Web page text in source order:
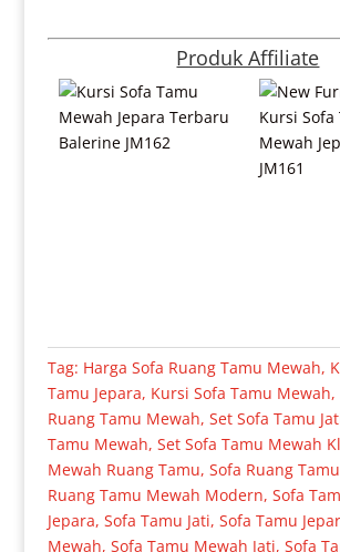
Produk Affiliate
Tag: Harga Sofa Ruang Tamu Mewah,
Tamu Jepara, Kursi Sofa Tamu Mewah,
Ruang Tamu Mewah, Set Sofa Tamu
Tamu Mewah, Set Sofa Tamu Mewah
Mewah Ruang Tamu, Sofa Ruang
Ruang Tamu Mewah Modern, Sofa
Jepara, Sofa Tamu Jati, Sofa Tamu
Mewah, Sofa Tamu Mewah Jati, Sofa